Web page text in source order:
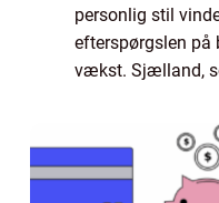
personlig stil
efterspørgslen på
vækst. Sjælland,